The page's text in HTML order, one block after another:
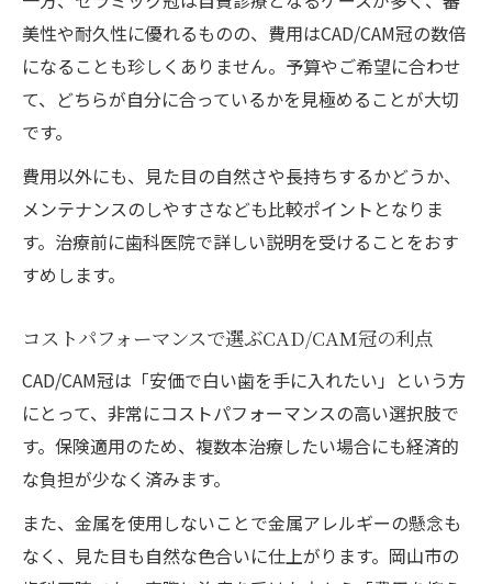
美性や耐久性に優れるものの、費用はCAD/CAM冠の数倍
になることも珍しくありません。予算やご希望に合わせ
て、どちらが自分に合っているかを見極めることが大切
です。
費用以外にも、見た目の自然さや長持ちするかどうか、
メンテナンスのしやすさなども比較ポイントとなりま
す。治療前に歯科医院で詳しい説明を受けることをおす
すめします。
コストパフォーマンスで選ぶCAD/CAM冠の利点
CAD/CAM冠は「安価で白い歯を手に入れたい」という方
にとって、非常にコストパフォーマンスの高い選択肢で
す。保険適用のため、複数本治療したい場合にも経済的
な負担が少なく済みます。
また、金属を使用しないことで金属アレルギーの懸念も
なく、見た目も自然な色合いに仕上がります。岡山市の